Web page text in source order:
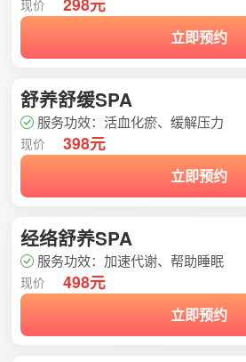
现价
立即预约
舒养舒缓SPA
服务功效：活血化瘀、缓解压力
现价 398元
立即预约
经络舒养SPA
服务功效：加速代谢、帮助睡眠
现价 498元
立即预约